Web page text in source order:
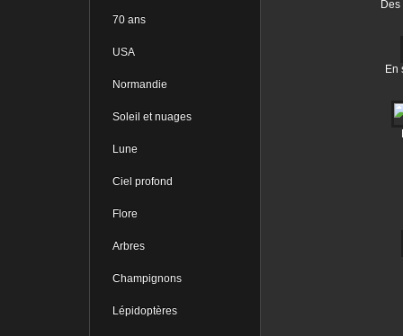
70 ans
USA
Normandie
Soleil et nuages
Lune
Ciel profond
Flore
Arbres
Champignons
Lépidoptères
En